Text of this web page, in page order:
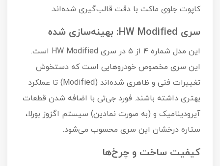
کاپوت جلوی ماکت با دقت قالب‌گیری شده‌اند.
سری HW Modified: بهینه‌سازی شده
این مدل شماره ۴ از ۵ در سری HW Modified است.
این سری مخصوص خودروهایی است که دستخوش
تغییرات فنی و ظاهری شده‌اند (Modified) تا عملکرد
بهتری داشته باشند. فورد جی‌تی با اضافه شدن قطعات
آیرودینامیک و (به صورت نمادین) سیستم اگزوز بورلا،
ستاره درخشان این سری محسوب می‌شود.
کیفیت ساخت و چرخ‌ها